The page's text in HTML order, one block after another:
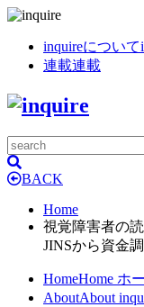
inquireについて
連載連載
BACK
Home
視覚障害者の
JINSから資金
HomeHome ホ
AboutAbout